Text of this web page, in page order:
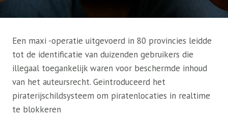
Een maxi -operatie uitgevoerd in 80 provincies leidde
tot de identificatie van duizenden gebruikers die
illegaal toegankelijk waren voor beschermde inhoud
van het auteursrecht. Geïntroduceerd het
piraterijschildsysteem om piratenlocaties in realtime
te blokkeren